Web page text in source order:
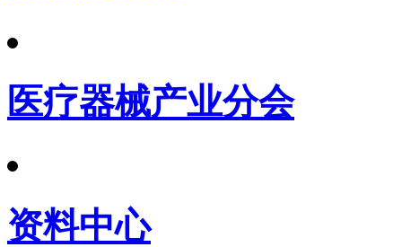
医疗器械产业分会
资料中心